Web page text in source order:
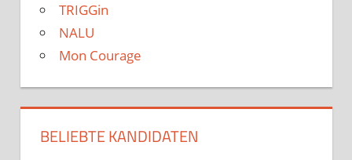
TRIGGin
NALU
Mon Courage
BELIEBTE KANDIDATEN